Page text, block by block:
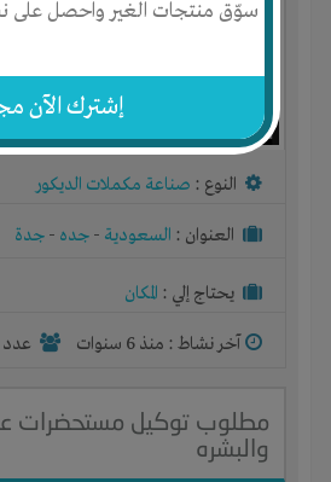
سوّق منتجات الغير واحصل على
إشترك الآن
النوع : صناعة مكملات الديكور
العنوان : السعودية - جده - جدة
يحتاج إلي : المكان
آخر نشاط : منذ 6 سنوات عدد
مطلوب توكيل مستحضرات
والبشره